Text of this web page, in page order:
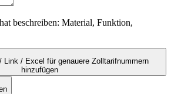
beschreiben: Material, Funktion,
Link / Excel für genauere Zolltarifnummern
hinzufügen